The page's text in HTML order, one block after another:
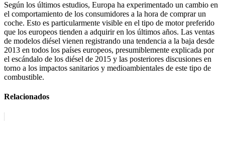
Según los últimos estudios, Europa ha experimentado un cambio en
el comportamiento de los consumidores a la hora de comprar un
coche. Esto es particularmente visible en el tipo de motor preferido
que los europeos tienden a adquirir en los últimos años. Las ventas
de modelos diésel vienen registrando una tendencia a la baja desde
2013 en todos los países europeos, presumiblemente explicada por
el escándalo de los diésel de 2015 y las posteriores discusiones en
torno a los impactos sanitarios y medioambientales de este tipo de
combustible.
Relacionados